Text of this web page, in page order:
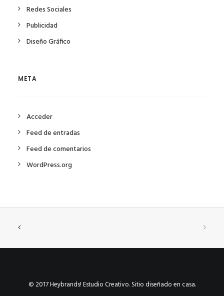
Redes Sociales
Publicidad
Diseño Gráfico
META
Acceder
Feed de entradas
Feed de comentarios
WordPress.org
© 2017 Heybrands! Estudio Creativo. Sitio diseñado en casa.